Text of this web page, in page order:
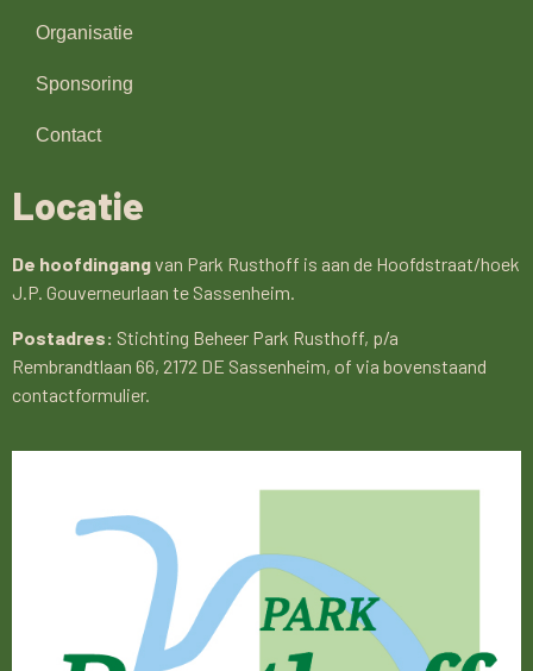
Organisatie
Sponsoring
Contact
Locatie
De hoofdingangvan Park Rusthoff is aan de Hoofdstraat/hoek
J.P. Gouverneurlaan te Sassenheim.
Postadres: Stichting Beheer Park Rusthoff, p/a
Rembrandtlaan 66, 2172 DE Sassenheim, of via bovenstaand
contactformulier.